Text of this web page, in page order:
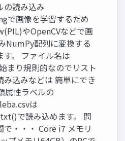
の読み込み
で画像を学習するため
やOpenCVなどで画
NumPy配列に変換する
す。 ファイル名は
まり規則的なのでリスト
み込みなどは 簡単にでき
属性ラベルの
は
で読み込めます。 問
で・・・ Core i7 メモリ